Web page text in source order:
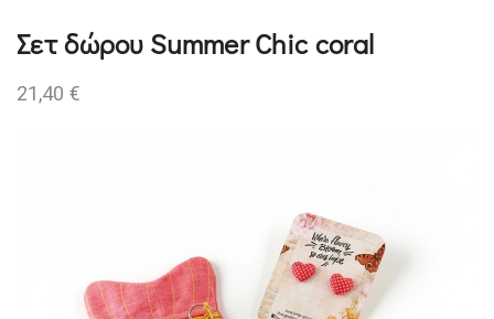
Σετ δώρου Summer Chic coral
21,40 €